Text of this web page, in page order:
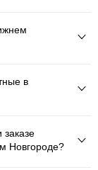
в
Новгороде?